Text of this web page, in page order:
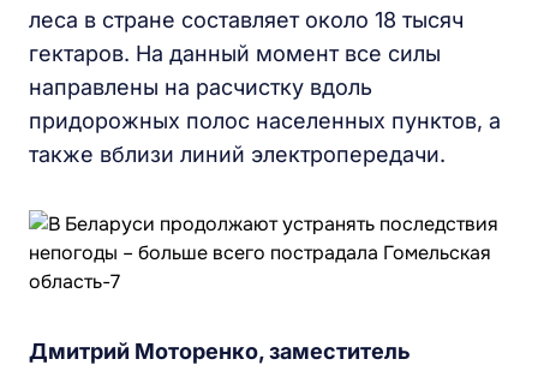
леса в стране составляет около 18 тысяч
гектаров. На данный момент все силы
направлены на расчистку вдоль
придорожных полос населенных пунктов, а
также вблизи линий электропередачи.
Дмитрий Моторенко, заместитель